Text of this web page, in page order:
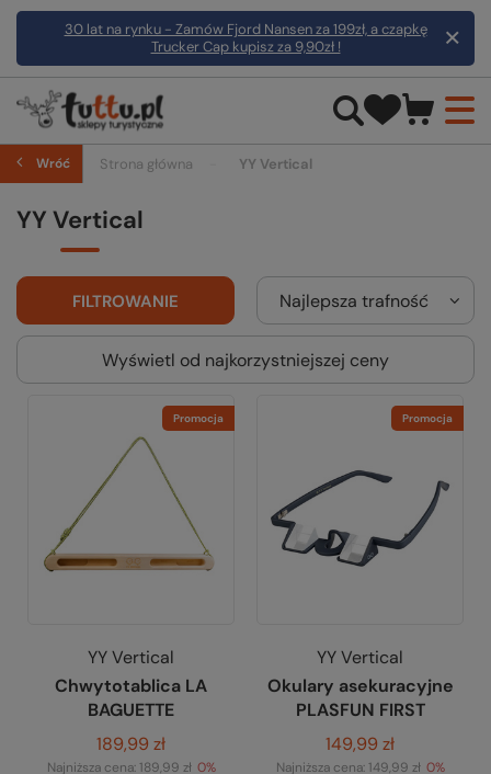
30 lat na rynku - Zamów Fjord Nansen za 199zł, a czapkę
Trucker Cap kupisz za 9,90zł !
Wróć Strona główna YY Vertical
YY Vertical
Najlepsza trafność
FILTROWANIE
Wyświetl od najkorzystniejszej ceny
Promocja
YY Vertical
Chwytotablica LA
BAGUETTE
189,99 zł
Najniższa cena:189,99 zł 0%
Promocja
YY Vertical
Okulary asekuracyjne
PLASFUN FIRST
149,99 zł
Najniższa cena:149,99 zł 0%